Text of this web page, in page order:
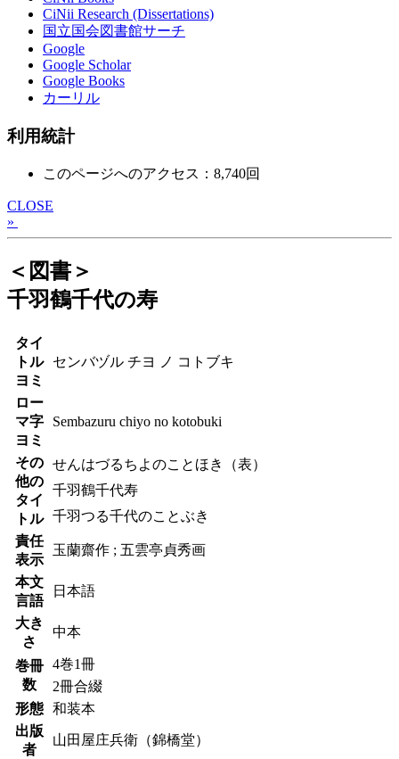
CiNii Research (Dissertations)
国立国会図書館サーチ
Google
Google Scholar
Google Books
カーリル
利用統計
このページへのアクセス：8,740回
CLOSE
»
＜図書＞
千羽鶴千代の寿
タイ
トル
ヨミ
センバヅル チヨ ノ コトブキ
ロー
マ字
ヨミ
Sembazuru chiyo no kotobuki
その
他の
タイ
トル
せんはづるちよのことほき（表）
千羽鶴千代寿
千羽つる千代のことぶき
責任
表示
玉蘭齋作 ; 五雲亭貞秀画
本文
言語
日本語
大き
さ
中本
巻冊
数
4巻1冊
2冊合綴
形態 和装本
出版
者
山田屋庄兵衛（錦橋堂）